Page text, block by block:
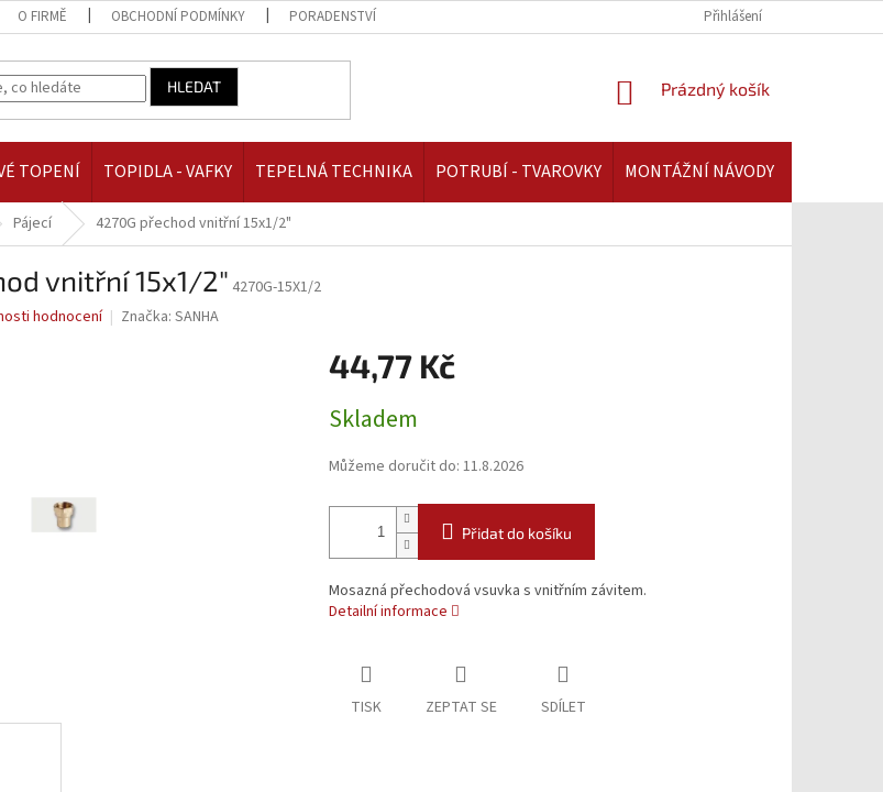
O FIRMĚ OBCHODNÍ PODMÍNKY PORADENSTVÍ PLATBA A DOPRAVA |
Přihlášení
HLEDAT
NÁKUPNÍ
Prázdný košík
TOPENÍ TOPIDLA - VAFKY TEPELNÁ TECHNIKA POTRUBÍ - TVAROVKY MONTÁŽNÍ NÁVODY
Pájecí 4270G přechod vnitřní 15x1/2"
vnitřní 15x1/2" 4270G-15X1/2
hodnocení Značka: SANHA
44,77 Kč
cena:
Skladem
Můžeme doručit do: 11.8.2026
Přidat do košíku
Mosazná přechodová vsuvka s vnitřním závitem.
Detailní informace
TISK ZEPTAT SE SDÍLET